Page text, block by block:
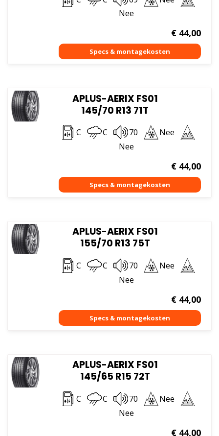
Nee
€44,00
APLUS-AERIX FS01
145/70 R13 71T
C C 70
Nee
Nee
€44,00
APLUS-AERIX FS01
155/70 R13 75T
C C 70
Nee
Nee
€44,00
APLUS-AERIX FS01
145/65 R15 72T
C C 70
Nee
Nee
€44,00